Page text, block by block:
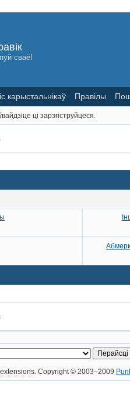
сваё!
карыстальнікаў Правілы
ці зарэгіструйцеся.
. Copyright © 2003–2009